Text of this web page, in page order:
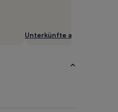
Unterkünfte anzeigen